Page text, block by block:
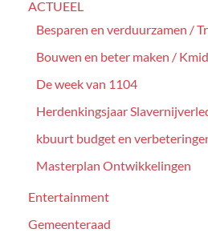
ACTUEEL
Besparen en verduurzamen /
Bouwen en beter maken /
De week van 1104
Herdenkingsjaar
kbuurt budget en
Masterplan Ontwikkelingen
Entertainment
Gemeenteraad